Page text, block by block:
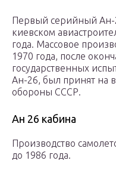
Первый серийный Ан-
киевском
года. Массовое
1970 года, после
государственных
Ан-26, был принят на
обороны СССР.
Ан 26 кабина
Производство
до 1986 года.